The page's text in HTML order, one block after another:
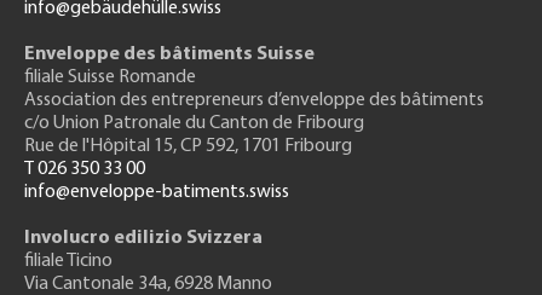
info@gebäudehülle.swiss
Enveloppe des bâtiments Suisse
filiale Suisse Romande
Association des entrepreneurs d’enveloppe des bâtiments
c/o Union Patronale du Canton de Fribourg
Rue de l'Hôpital 15, CP 592, 1701 Fribourg
T 026 350 33 00
info@enveloppe-batiments.swiss
Involucro edilizio Svizzera
filiale Ticino
Via Cantonale 34a, 6928 Manno